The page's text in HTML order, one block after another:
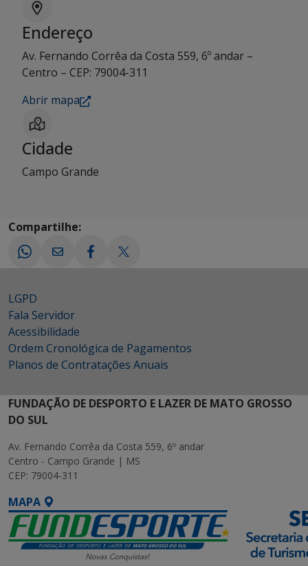
Endereço
Av. Fernando Corrêa da Costa 559, 6º andar –
Centro – CEP: 79004-311
Abrir mapa
Cidade
Campo Grande
Compartilhe:
LGPD
Fala Servidor
Acessibilidade
Ordem Cronológica de Pagamentos
Planos de Contratações Anuais
FUNDAÇÃO DE DESPORTO E LAZER DE MATO GROSSO
DO SUL
Av. Fernando Corrêa da Costa 559, 6º andar
Centro - Campo Grande | MS
CEP: 79004-311
MAPA